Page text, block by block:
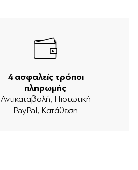
4 ασφαλείς τρόποι
πληρωμής
Αντικαταβολή, Πιστωτική
PayPal, Κατάθεση